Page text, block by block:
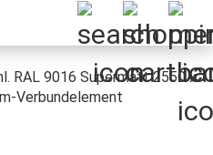
RAL 9016 Supermatt 2550 x
Verbundelement